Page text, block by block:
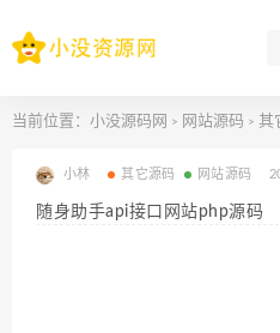
当前位置： 小没源码网 > 网站源码 > 其
小林 其它源码 网站源码
随身助手api接口网站php源码